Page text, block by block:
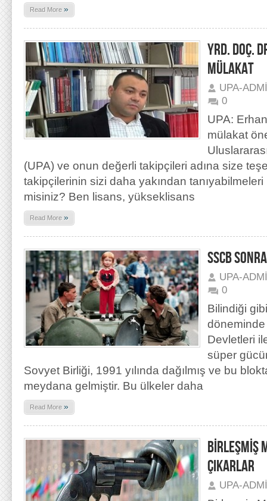
Read More »
YRD. DOÇ.
MÜLAKAT
UPA-
0
UPA:
mülakat
(UPA) ve onun değerli takipçileri adına size
takipçilerinin sizi daha yakından
misiniz? Ben lisans, yükseklisans
Read More »
SSCB
UPA-
0
Bilindiği
Devletleri
süper
Sovyet Birliği, 1991 yılında dağılmış ve bu
meydana gelmiştir. Bu ülkeler daha
Read More »
BİRLEŞMİŞ
ÇIKARLAR
UPA-